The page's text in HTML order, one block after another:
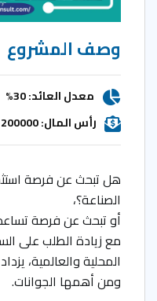
وصف المشروع
معدل العائد: 30%
رأس المال: 1200000 دولار
هل تبحث عن فرصة
الصناعة؟،
أو تبحث عن فرصة
مع زيادة الطلب على
المحلية والعالمية،
ومن أهمها الجوانات.